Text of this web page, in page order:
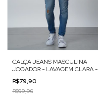
CALÇA JEANS MASCULINA
JOGADOR - LAVAGEM CLARA -
R$79,90
R$99,90